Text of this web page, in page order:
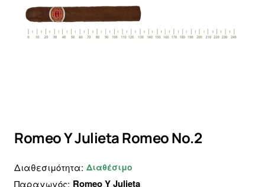
Romeo Y Julieta Romeo No.2
Διαθεσιμότητα: Διαθέσιμο
Παραγωγός: Romeo Y Julieta